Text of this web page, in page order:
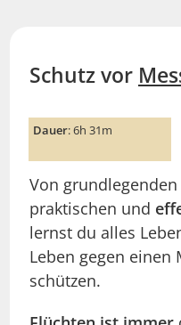
Schutz vor
Dauer: 6h 31m
Von grundlegenden
praktischen und
lernst du alles
Leben gegen einen
schützen.